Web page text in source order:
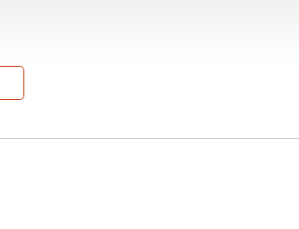
de Pernambuco (
o nosso compromisso de
e humanas", destacou a